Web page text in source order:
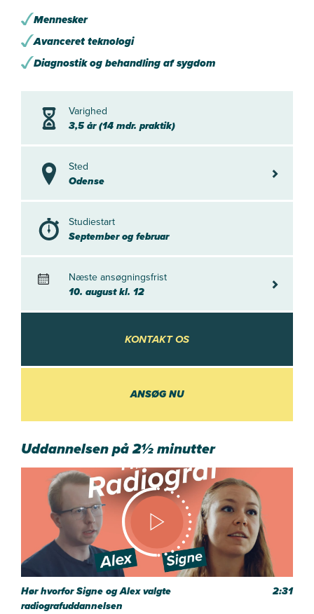
Mennesker
Avanceret teknologi
Diagnostik og behandling af sygdom
Varighed
3,5 år (14 mdr. praktik)
Sted
Odense
Odense
Studiestart
September og februar
Næste ansøgningsfrist
10. august kl. 12
10.
KONTAKT OSKONTAKT OS
ANSØG NU
Uddannelsen på 2½ minutter
Hør hvorfor Signe og Alex valgte
radiografuddannelsen
2:31